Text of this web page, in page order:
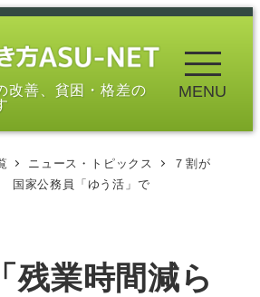
改善、貧困・格差の MENU
ニュース・トピックス
７割が
国家公務員「ゆう活」で
残業時間減ら